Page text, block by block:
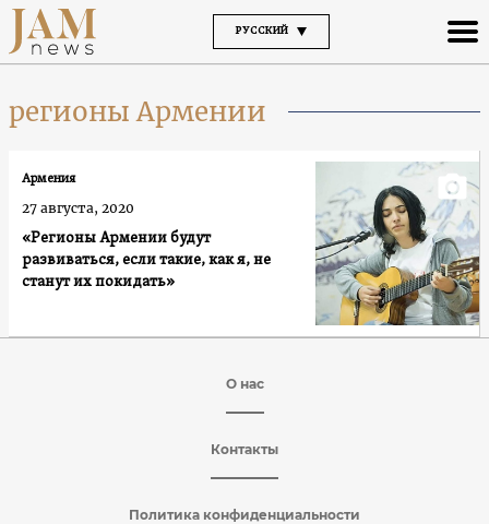
РУССКИЙ
регионы Армении
«Регионы Армении будут
развиваться, если такие, как я, не
станут их покидать»
Армения
27 августа, 2020
О нас
Контакты
Политика конфиденциальности